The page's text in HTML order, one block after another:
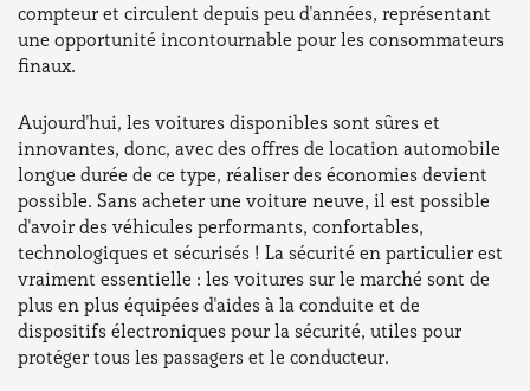
compteur et circulent depuis peu d'années, représentant
une opportunité incontournable pour les consommateurs
finaux.
Aujourd'hui, les voitures disponibles sont sûres et
innovantes, donc, avec des offres de location automobile
longue durée de ce type, réaliser des économies devient
possible. Sans acheter une voiture neuve, il est possible
d'avoir des véhicules performants, confortables,
technologiques et sécurisés ! La sécurité en particulier est
vraiment essentielle : les voitures sur le marché sont de
plus en plus équipées d'aides à la conduite et de
dispositifs électroniques pour la sécurité, utiles pour
protéger tous les passagers et le conducteur.